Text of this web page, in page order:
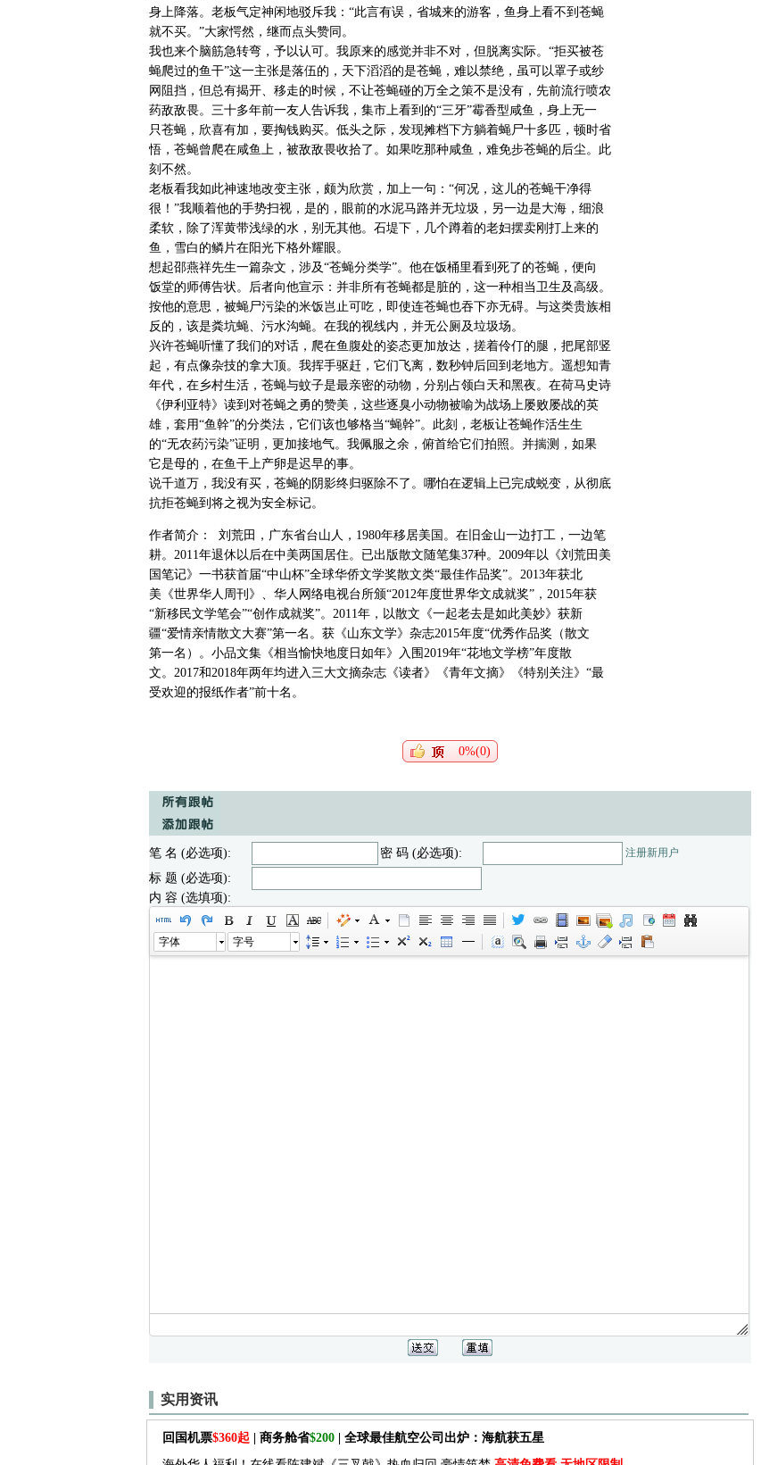
身上降落。老板气定神闲地驳斥我：“此言有误，省城来的游客，鱼身上看不到苍蝇
就不买。”大家愕然，继而点头赞同。
我也来个脑筋急转弯，予以认可。我原来的感觉并非不对，但脱离实际。“拒买被苍
蝇爬过的鱼干”这一主张是落伍的，天下滔滔的是苍蝇，难以禁绝，虽可以罩子或纱
网阻挡，但总有揭开、移走的时候，不让苍蝇碰的万全之策不是没有，先前流行喷农
药敌敌畏。三十多年前一友人告诉我，集市上看到的“三牙”霉香型咸鱼，身上无一
只苍蝇，欣喜有加，要掏钱购买。低头之际，发现摊档下方躺着蝇尸十多匹，顿时省
悟，苍蝇曾爬在咸鱼上，被敌敌畏收拾了。如果吃那种咸鱼，难免步苍蝇的后尘。此
刻不然。
老板看我如此神速地改变主张，颇为欣赏，加上一句：“何况，这儿的苍蝇干净得
很！”我顺着他的手势扫视，是的，眼前的水泥马路并无垃圾，另一边是大海，细浪
柔软，除了浑黄带浅绿的水，别无其他。石堤下，几个蹲着的老妇摆卖刚打上来的
鱼，雪白的鳞片在阳光下格外耀眼。
想起邵燕祥先生一篇杂文，涉及“苍蝇分类学”。他在饭桶里看到死了的苍蝇，便向
饭堂的师傅告状。后者向他宣示：并非所有苍蝇都是脏的，这一种相当卫生及高级。
按他的意思，被蝇尸污染的米饭岂止可吃，即使连苍蝇也吞下亦无碍。与这类贵族相
反的，该是粪坑蝇、污水沟蝇。在我的视线内，并无公厕及垃圾场。
兴许苍蝇听懂了我们的对话，爬在鱼腹处的姿态更加放达，搓着伶仃的腿，把尾部竖
起，有点像杂技的拿大顶。我挥手驱赶，它们飞离，数秒钟后回到老地方。遥想知青
年代，在乡村生活，苍蝇与蚊子是最亲密的动物，分别占领白天和黑夜。在荷马史诗
《伊利亚特》读到对苍蝇之勇的赞美，这些逐臭小动物被喻为战场上屡败屡战的英
雄，套用“鱼幹”的分类法，它们该也够格当“蝇幹”。此刻，老板让苍蝇作活生生
的“无农药污染”证明，更加接地气。我佩服之余，俯首给它们拍照。并揣测，如果
它是母的，在鱼干上产卵是迟早的事。
说千道万，我没有买，苍蝇的阴影终归驱除不了。哪怕在逻辑上已完成蜕变，从彻底
抗拒苍蝇到将之视为安全标记。
作者简介： 刘荒田，广东省台山人，1980年移居美国。在旧金山一边打工，一边笔
耕。2011年退休以后在中美两国居住。已出版散文随笔集37种。2009年以《刘荒田美
国笔记》一书获首届“中山杯”全球华侨文学奖散文类“最佳作品奖”。2013年获北
美《世界华人周刊》、华人网络电视台所颁“2012年度世界华文成就奖”，2015年获
“新移民文学笔会”“创作成就奖”。2011年，以散文《一起老去是如此美妙》获新
疆“爱情亲情散文大赛”第一名。获《山东文学》杂志2015年度“优秀作品奖（散文
第一名）。小品文集《相当愉快地度日如年》入围2019年“花地文学榜”年度散
文。2017和2018年两年均进入三大文摘杂志《读者》《青年文摘》《特别关注》“最
受欢迎的报纸作者”前十名。
0%(0)
笔 名 (必选项): 密 码 (必选项): 注册新用户
标 题 (必选项):
内 容 (选填项):
字体 字号
实用资讯
回国机票$360起 | 商务舱省$200| 全球最佳航空公司出炉：海航获五星